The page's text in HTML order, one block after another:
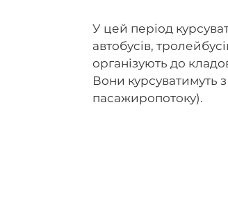
У цей період
автобусів,
організують до
Вони курсуватимуть
пасажиропотоку).